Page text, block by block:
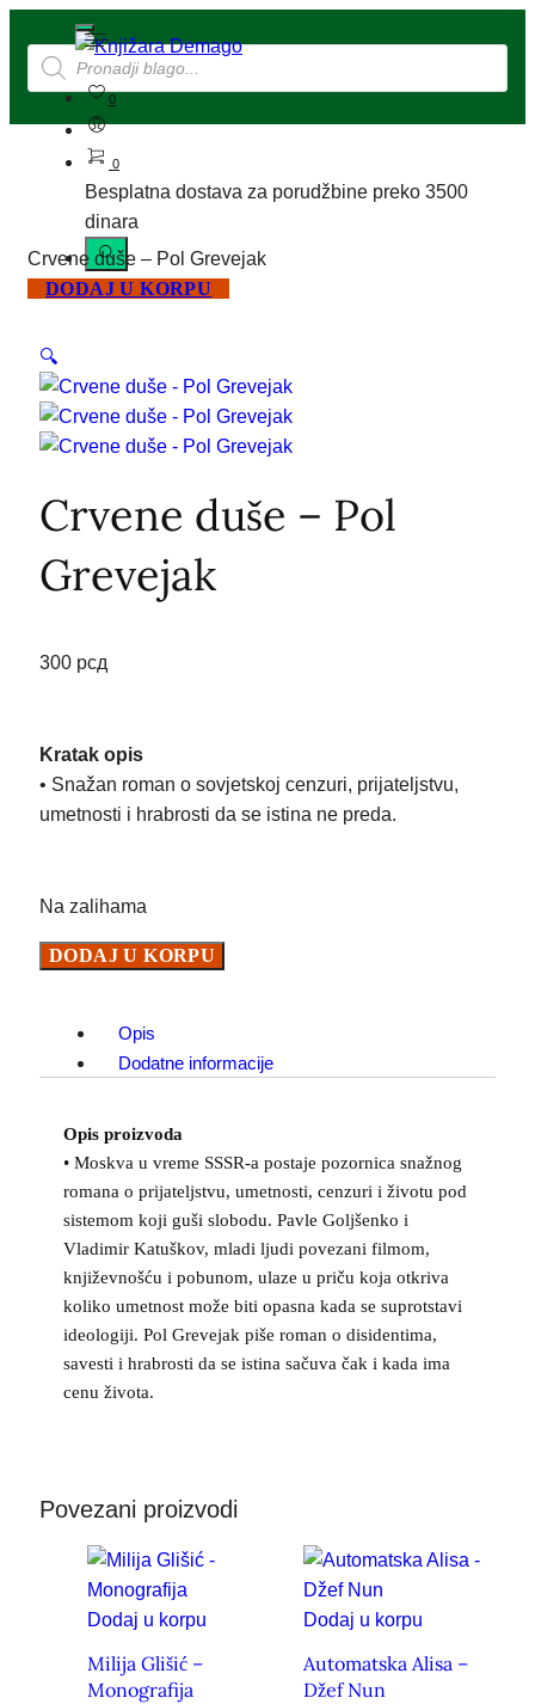
0
0
Besplatna dostava za porudžbine preko 3500
dinara
Crvene duše – Pol Grevejak
DODAJ U KORPU
🔍
Crvene duše – Pol
Grevejak
300 рсд
Kratak opis
• Snažan roman o sovjetskoj cenzuri, prijateljstvu,
umetnosti i hrabrosti da se istina ne preda.
Na zalihama
DODAJ U KORPU
Opis
Dodatne informacije
Opis proizvoda
• Moskva u vreme SSSR-a postaje pozornica snažnog
romana o prijateljstvu, umetnosti, cenzuri i životu pod
sistemom koji guši slobodu. Pavle Goljšenko i
Vladimir Katuškov, mladi ljudi povezani filmom,
književnošću i pobunom, ulaze u priču koja otkriva
koliko umetnost može biti opasna kada se suprotstavi
ideologiji. Pol Grevejak piše roman o disidentima,
savesti i hrabrosti da se istina sačuva čak i kada ima
cenu života.
Povezani proizvodi
Dodaj u korpu
Milija Glišić –
Monografija
Dodaj u korpu
Automatska Alisa –
Džef Nun